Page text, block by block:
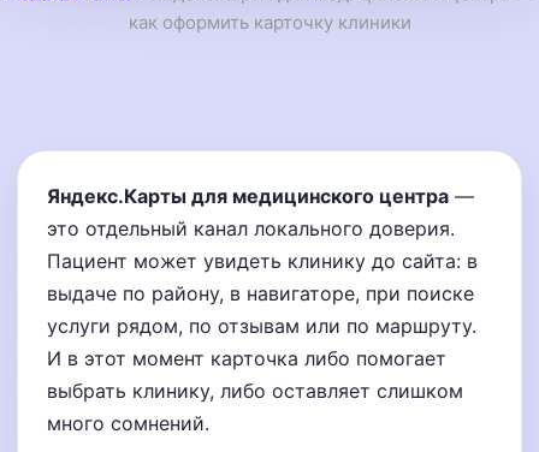
как оформить карточку клиники
Яндекс.Карты для медицинского центра —
это отдельный канал локального доверия.
Пациент может увидеть клинику до сайта: в
выдаче по району, в навигаторе, при поиске
услуги рядом, по отзывам или по маршруту.
И в этот момент карточка либо помогает
выбрать клинику, либо оставляет слишком
много сомнений.